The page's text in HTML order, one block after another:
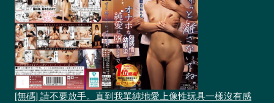
[無碼] 請不要放手。直到我單純地愛上像性玩具一樣沒有感